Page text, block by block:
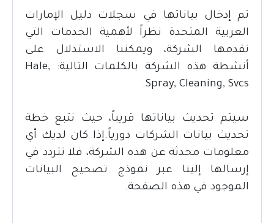
تم إدخال بياناتها في سجلات دليل الإمارات
العربية المتحدة نظراً لأهمية الخدمات التي
تقدمها الشركة، ويمكننا الاستدلال على
أنشطة هذه الشركة بالكلمات التالية: Hale,
Spray, Cleaning, Svcs.
سيتم تحديث بياناتها قريباً، حيث نتبع خطة
تحديث بيانات الشركات دورياً.إذا كان لديك أي
معلومات محدثة عن هذه الشركة، فلا تتردد في
إرسالها إلينا عبر نموذج تصحيح البيانات
الموجود في هذه الصفحة.